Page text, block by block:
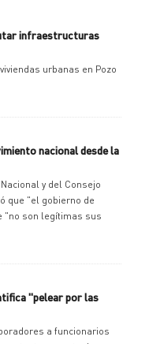
infraestructuras
urbanas en Pozo
nacional desde la
y del Consejo
que "el gobierno de
"no son legítimas sus
"pelear por las
a funcionarios